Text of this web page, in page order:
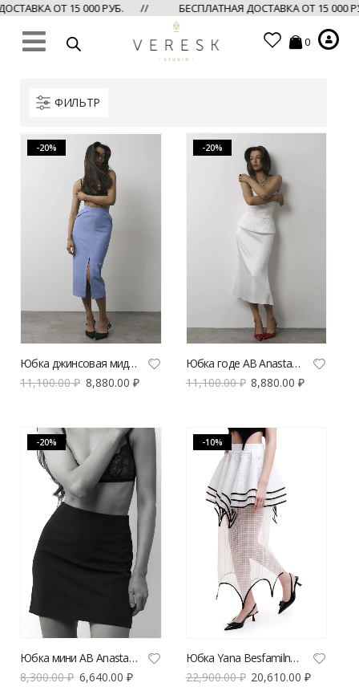
ОТ 15 000 РУБ. // БЕСПЛАТНАЯ ДОСТАВКА ОТ 15
0
ФИЛЬТР
-20%
Юбка джинсовая миди AB Anastasiya Burdyugova голубая с разрезом | VERESK studio
11,100.00₽ 8,880.00 ₽
-20%
Юбка годе AB Anastasiya Burdyugova | VERESK studio
11,100.00₽ 8,880.00₽
-20%
Юбка мини AB Anastasiya Burdyugova | VERESK studio
8,300.00₽ 6,640.00 ₽
-10%
Юбка Yana Besfamilnaya рифы белого цвета
22,900.00₽ 20,610.00₽